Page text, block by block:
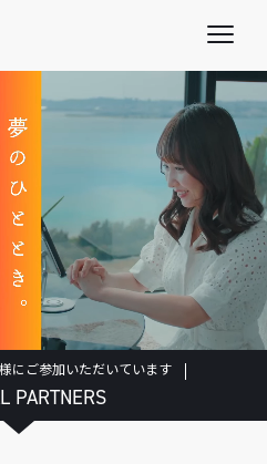
一覧
にご参加いただいています
PARTNERS